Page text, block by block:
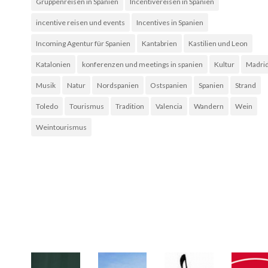
incentive reisen und events Incentives in Spanien
Incoming Agentur für Spanien Kantabrien Kastilien und Leon
Katalonien konferenzen und meetings in spanien Kultur
Musik Natur Nordspanien Ostspanien Spanien Strand
Toledo Tourismus Tradition Valencia Wandern Wein
Weintourismus